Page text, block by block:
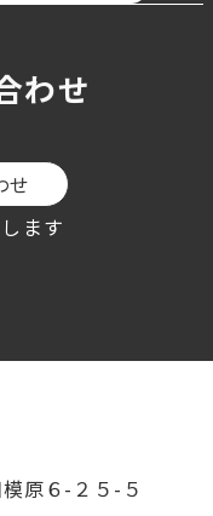
わせ
せ
ます
原６-２５-５